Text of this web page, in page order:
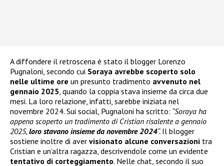
A diffondere il retroscena è stato il blogger Lorenzo
Pugnaloni, secondo cui Soraya avrebbe scoperto solo
nelle ultime ore un presunto tradimento avvenuto nel
gennaio 2025, quando la coppia stava insieme da circa due
mesi. La loro relazione, infatti, sarebbe iniziata nel
novembre 2024. Sui social, Pugnaloni ha scritto: “Soraya ha
appena scoperto un tradimento di Cristian risalente a gennaio
2025, loro stavano insieme da novembre 2024“. Il blogger
sostiene inoltre di aver visionato alcune conversazioni tra
Cristian e un’altra ragazza, descrivendole come un evidente
tentativo di corteggiamento. Nelle chat, secondo il suo